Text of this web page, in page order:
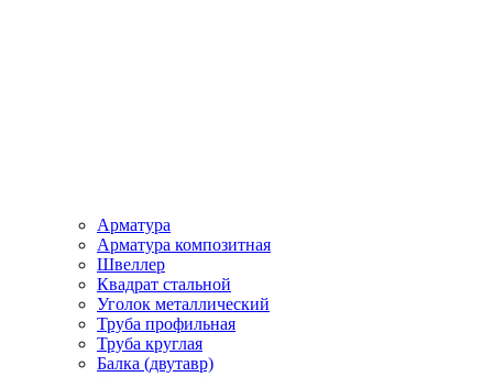
Арматура
Арматура композитная
Швеллер
Квадрат стальной
Уголок металлический
Труба профильная
Труба круглая
Балка (двутавр)